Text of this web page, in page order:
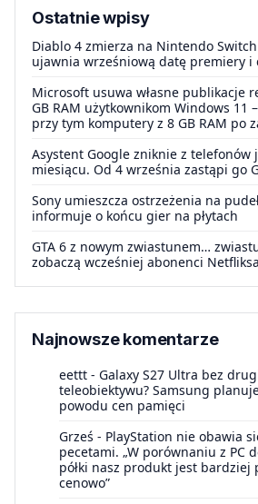
Ostatnie wpisy
Diablo 4 zmierza na Nintendo
ujawnia wrześniową datę premiery i
Microsoft usuwa własne publikacje
GB RAM użytkownikom Windows 11
przy tym komputery z 8 GB RAM po
Asystent Google zniknie z telefonów
miesiącu. Od 4 września zastąpi go
Sony umieszcza ostrzeżenia na
informuje o końcu gier na płytach
GTA 6 z nowym zwiastunem…
zobaczą wcześniej abonenci Netfliksa
Najnowsze komentarze
eettt - Galaxy S27 Ultra bez
teleobiektywu? Samsung
powodu cen pamięci
Grześ - PlayStation nie obawia
pecetami. „W porównaniu z PC
półki nasz produkt jest bardziej
cenowo”